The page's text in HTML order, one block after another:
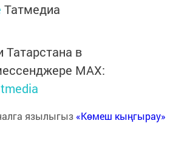
Татмедиа
Татарстана в
MАХ:
язылыгыз «Көмеш кыңгырау»